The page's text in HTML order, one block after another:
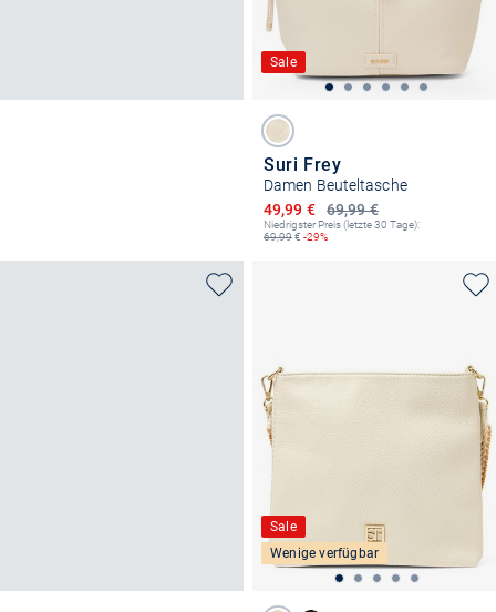
Sale
Suri Frey
Damen Beuteltasche
69,99 €
Ermäßigter Preis
49,99 €
Niedrigster Preis (letzte 30 Tage):
69,99€ -29%
Sale
Wenige verfügbar